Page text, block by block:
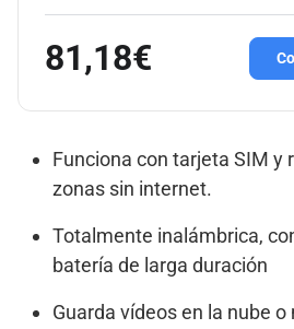
81,18€
Funciona con tarjeta SIM y
zonas sin internet.
Totalmente inalámbrica,
batería de larga duración
Guarda vídeos en la nube o